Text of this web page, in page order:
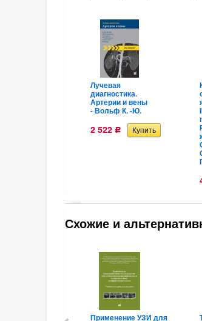
Лучевая
диагностика.
Артерии и вены
- Вольф К. -Ю.
2 522 Р
Схожие и
Применение УЗИ для